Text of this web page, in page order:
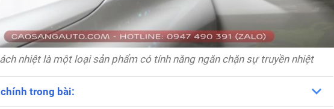
nhiệt là một loại sản phẩm có tính năng ngăn chặn sự truyền nhiệt
trong bài: